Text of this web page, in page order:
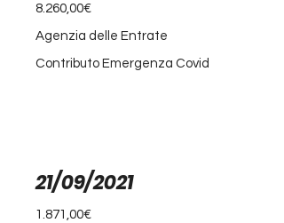
8.260,00€
Agenzia delle Entrate
Contributo Emergenza Covid
21/09/2021
1.871,00€